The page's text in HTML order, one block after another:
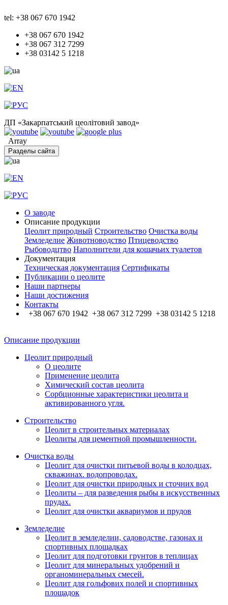
tel: +38 067 670 1942
+38 067 670 1942
+38 067 312 7299
+38 03142 5 1218
ДП «Закарпатський цеолітовий завод»
Array
Разделы сайта
О заводе
Описание продукции
Цеолит природный Строительство Очистка воды
Земледелие Животноводство Птицеводство
Рыбоводцтво Наполнители для кошачьих туалетов
Документация
Техническая документация Сертификаты
Публикации о цеолите
Наши партнеры
Наши достижения
Контакты
+38 067 670 1942 +38 067 312 7299 +38 03142 5 1218
Описание продукции
Цеолит природный
О цеолите
Применение цеолита
Химический состав цеолита
Сорбционные характеристики цеолита и
активированного угля.
Строительство
Цеолит в строительных материалах
Цеолиты для цементной промышленности.
Очистка воды
Цеолит для очистки питьевой воды в колодцах,
скважинах. водопроводах.
Цеолит для очистки природных и сточних вод
Цеолиты – для разведения рыбы в искусственных
прудах.
Цеолит для очистки аквариумов и прудов
Земледелие
Цеолит в земледелии, садоводстве, газонах и
спортивных площадках
Цеолит для подготовки грунтов в теплицах
Цеолит для минеральных удобрений и
органоминеральных смесей.
Цеолит для гольфових полей и спортивных
площадок